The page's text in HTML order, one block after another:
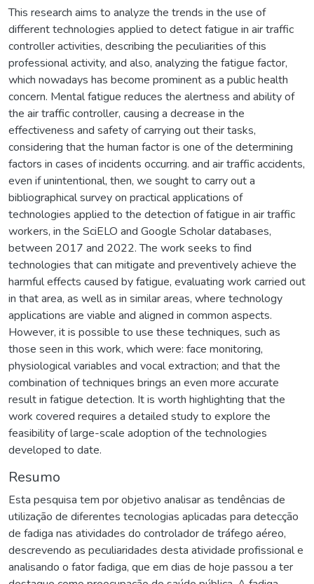
This research aims to analyze the trends in the use of
different technologies applied to detect fatigue in air traffic
controller activities, describing the peculiarities of this
professional activity, and also, analyzing the fatigue factor,
which nowadays has become prominent as a public health
concern. Mental fatigue reduces the alertness and ability of
the air traffic controller, causing a decrease in the
effectiveness and safety of carrying out their tasks,
considering that the human factor is one of the determining
factors in cases of incidents occurring. and air traffic accidents,
even if unintentional, then, we sought to carry out a
bibliographical survey on practical applications of
technologies applied to the detection of fatigue in air traffic
workers, in the SciELO and Google Scholar databases,
between 2017 and 2022. The work seeks to find
technologies that can mitigate and preventively achieve the
harmful effects caused by fatigue, evaluating work carried out
in that area, as well as in similar areas, where technology
applications are viable and aligned in common aspects.
However, it is possible to use these techniques, such as
those seen in this work, which were: face monitoring,
physiological variables and vocal extraction; and that the
combination of techniques brings an even more accurate
result in fatigue detection. It is worth highlighting that the
work covered requires a detailed study to explore the
feasibility of large-scale adoption of the technologies
developed to date.
Resumo
Esta pesquisa tem por objetivo analisar as tendências de
utilização de diferentes tecnologias aplicadas para detecção
de fadiga nas atividades do controlador de tráfego aéreo,
descrevendo as peculiaridades desta atividade profissional e
analisando o fator fadiga, que em dias de hoje passou a ter